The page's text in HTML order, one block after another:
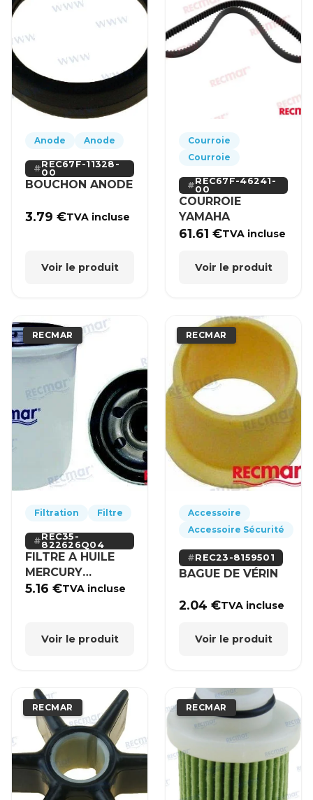
Anode Anode
REC67F-11328-
00
BOUCHON ANODE
3.79€TVA incluse
Voir le produit
Courroie
Courroie
REC67F-46241-
00
COURROIE
YAMAHA
61.61€TVA incluse
Voir le produit
RECMAR
Filtration Filtre
REC35-
822626Q04
FILTRE A HUILE
MERCURY
MERCRUISER
5.16€TVA incluse
Voir le produit
RECMAR
Accessoire
Accessoire Sécurité
REC23-8159501
BAGUE DE VÉRIN
2.04€TVA incluse
Voir le produit
RECMAR RECMAR